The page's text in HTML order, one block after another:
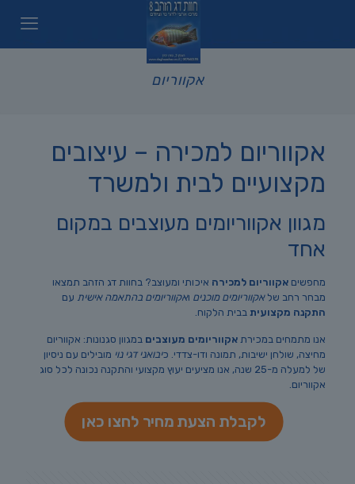
אקווריום
אקווריום למכירה – עיצובים
מקצועיים לבית ולמשרד
מגוון אקווריומים מעוצבים במקום
אחד
מחפשים אקווריום למכירה איכותי ומעוצב? בחוות דג הזהב תמצאו
מבחר רחב שלאקווריומים מוכנים ואקווריומים בהתאמה אישית עם
התקנה מקצועיתבבית הלקוח.
אנו מתמחים במכירת אקווריומים מעוצבים במגוון סגנונות: אקווריום
מחיצה, שולחן ישיבות, תמונה ודו-צדדי. כיבואני דגי נוי מובילים עם ניסיון
של למעלה מ-25 שנה, אנו מציעים יעוץ מקצועי והתקנה נכונה לכל סוג
אקווריום.
לקבלת הצעת מחיר לחצו כאן